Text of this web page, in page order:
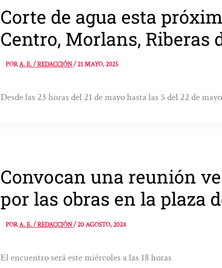
Corte de agua esta
Centro, Morlans, Riberas
PORA. E. / REDACCIÓN/21 MAYO, 2025
Desde las 23 horas del 21 de mayo hasta las 5 del 22 de mayo
Convocan una reunión
por las obras en la plaza
PORA. E. / REDACCIÓN/20 AGOSTO, 2024
El encuentro será este miércoles a las 18 horas